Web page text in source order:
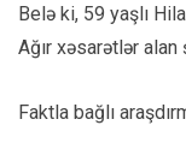
Belə ki, 59 yaşlı
Ağır xəsarətlər alan
Faktla bağlı